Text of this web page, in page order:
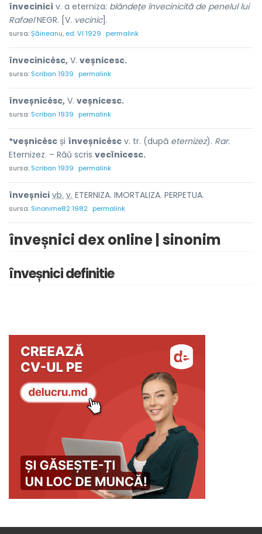
învecinicì v. a eterniza: blândețe învecinicită de penelul lui
RafaelNEGR. [V. vecinic].
sursa:Șăineanu, ed. VI 1929 permalink
învecinicésc, V. veșnicesc.
sursa: Scriban 1939 permalink
înveșnicésc, V. veșnicesc.
sursa: Scriban 1939 permalink
*veșnicésc și înveșnicésc v. tr. (după eternizez). Rar.
Eternizez. – Răŭ scris vecĭnicesc.
sursa: Scriban 1939 permalink
înveșnici vb. v. ETERNIZA. IMORTALIZA. PERPETUA.
sursa: Sinonime82 1982 permalink
înveșnici dex online | sinonim
înveșnici definitie